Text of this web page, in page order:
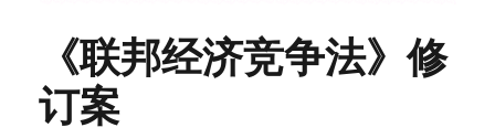
《联邦经济竞争法》修
订案